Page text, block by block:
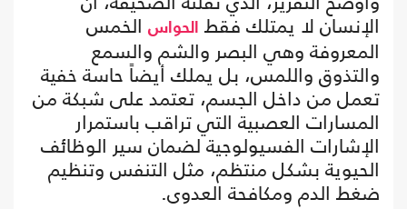
الإنسان لا يمتلك فقط الحواس الخمس
المعروفة وهي البصر والشم والسمع
والتذوق واللمس، بل يملك أيضاً حاسة خفية
تعمل من داخل الجسم، تعتمد على شبكة من
المسارات العصبية التي تراقب باستمرار
الإشارات الفسيولوجية لضمان سير الوظائف
الحيوية بشكل منتظم، مثل التنفس وتنظيم
ضغط الدم ومكافحة العدوى.